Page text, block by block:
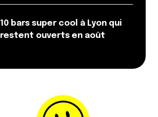
10 bars super cool à Lyon qui
restent ouverts en août